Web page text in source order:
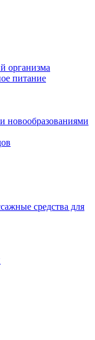
организма
питание
новообразованиями
средства для